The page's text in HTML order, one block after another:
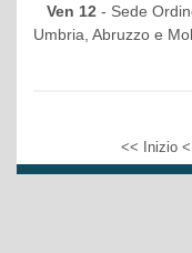
Ven 12 - Sede
Umbria, Abruzzo e
<< Inizio <